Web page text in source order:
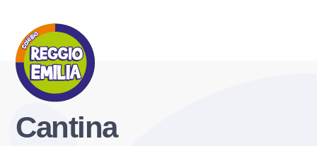
Cantina